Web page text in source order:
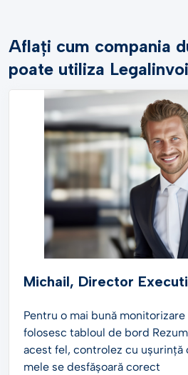
Aflați cum compania
poate utiliza
Michail, Director
Pentru o mai bună
folosesc tabloul de bord
acest fel, controlez cu
mele se desfășoară corect